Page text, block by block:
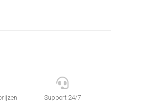

Support 24/7